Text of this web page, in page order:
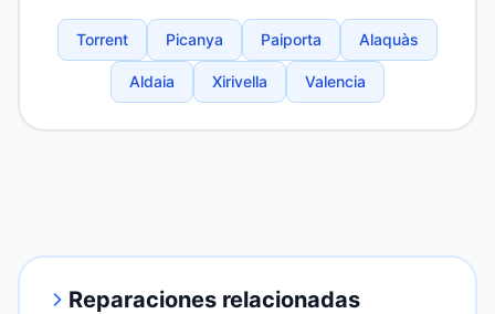
Torrent Picanya Paiporta Alaquàs
Aldaia Xirivella Valencia
Reparaciones relacionadas